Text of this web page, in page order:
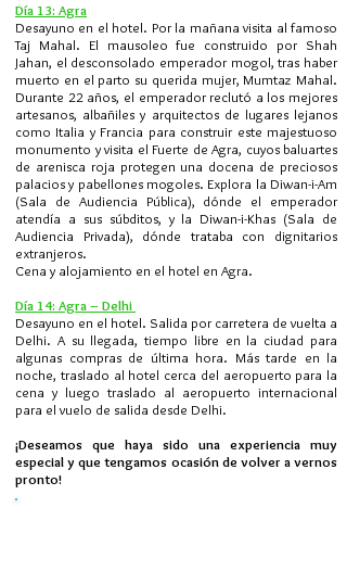
Día 13: Agra
Desayuno en el hotel. Por la mañana visita al famoso
Taj Mahal. El mausoleo fue construido por Shah
Jahan, el desconsolado emperador mogol, tras haber
muerto en el parto su querida mujer, Mumtaz Mahal.
Durante 22 años, el emperador reclutó a los mejores
artesanos, albañiles y arquitectos de lugares lejanos
como Italia y Francia para construir este majestuoso
monumento y visita el Fuerte de Agra, cuyos baluartes
de arenisca roja protegen una docena de preciosos
palacios y pabellones mogoles. Explora la Diwan-i-Am
(Sala de Audiencia Pública), dónde el emperador
atendía a sus súbditos, y la Diwan-i-Khas (Sala de
Audiencia Privada), dónde trataba con dignitarios
extranjeros.
Cena y alojamiento en el hotel en Agra.
Día 14: Agra – Delhi
Desayuno en el hotel. Salida por carretera de vuelta a
Delhi. A su llegada, tiempo libre en la ciudad para
algunas compras de última hora. Más tarde en la
noche, traslado al hotel cerca del aeropuerto para la
cena y luego traslado al aeropuerto internacional
para el vuelo de salida desde Delhi.
¡Deseamos que haya sido una experiencia muy
especial y que tengamos ocasión de volver a vernos
pronto!